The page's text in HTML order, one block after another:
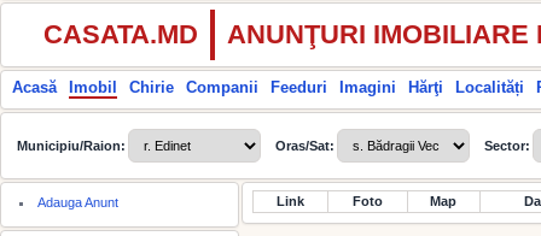
CASATA.MD ANUNŢURI IMOBILIARE
Acasă Imobil Chirie Companii Feeduri Imagini Hărţi Localități
Municipiu/Raion: Oras/Sat: Sector:
Adauga Anunt Link Foto Map